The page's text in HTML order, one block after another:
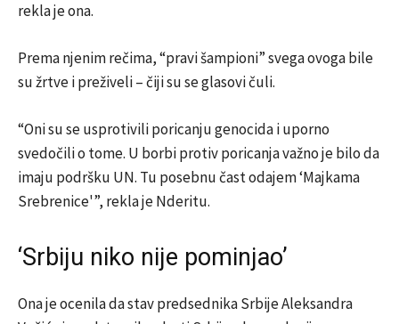
rekla je ona.
Prema njenim rečima, “pravi šampioni” svega ovoga bile
su žrtve i preživeli – čiji su se glasovi čuli.
“Oni su se usprotivili poricanju genocida i uporno
svedočili o tome. U borbi protiv poricanja važno je bilo da
imaju podršku UN. Tu posebnu čast odajem ‘Majkama
Srebrenice'”, rekla je Nderitu.
‘Srbiju niko nije pominjao’
Ona je ocenila da stav predsednika Srbije Aleksandra